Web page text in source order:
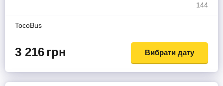
144
TocoBus
3 216грн Вибрати дату